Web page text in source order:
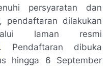
persyaratan dan
pendaftaran dilakukan
laman resmi
. Pendaftaran dibuka
hingga 6 September